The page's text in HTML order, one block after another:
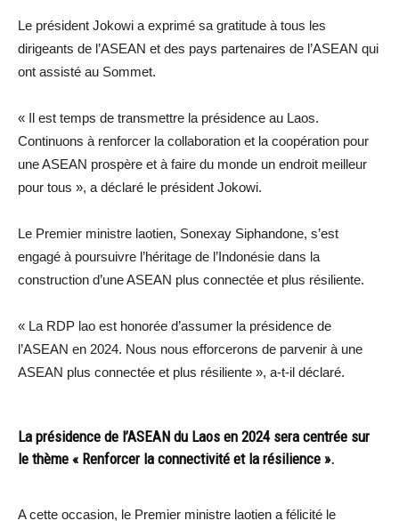
Le président Jokowi a exprimé sa gratitude à tous les
dirigeants de l’ASEAN et des pays partenaires de l’ASEAN qui
ont assisté au Sommet.
« Il est temps de transmettre la présidence au Laos.
Continuons à renforcer la collaboration et la coopération pour
une ASEAN prospère et à faire du monde un endroit meilleur
pour tous », a déclaré le président Jokowi.
Le Premier ministre laotien, Sonexay Siphandone, s’est
engagé à poursuivre l’héritage de l’Indonésie dans la
construction d’une ASEAN plus connectée et plus résiliente.
« La RDP lao est honorée d’assumer la présidence de
l’ASEAN en 2024. Nous nous efforcerons de parvenir à une
ASEAN plus connectée et plus résiliente », a-t-il déclaré.
La présidence de l’ASEAN du Laos en 2024 sera centrée sur
le thème « Renforcer la connectivité et la résilience ».
A cette occasion, le Premier ministre laotien a félicité le